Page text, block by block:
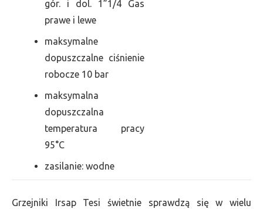
gór. i dol. 1”1/4 Gas
prawe i lewe
maksymalne
dopuszczalne ciśnienie
robocze 10 bar
maksymalna
dopuszczalna
temperatura pracy
95°C
zasilanie: wodne
Grzejniki Irsap Tesi świetnie sprawdzą się w wielu